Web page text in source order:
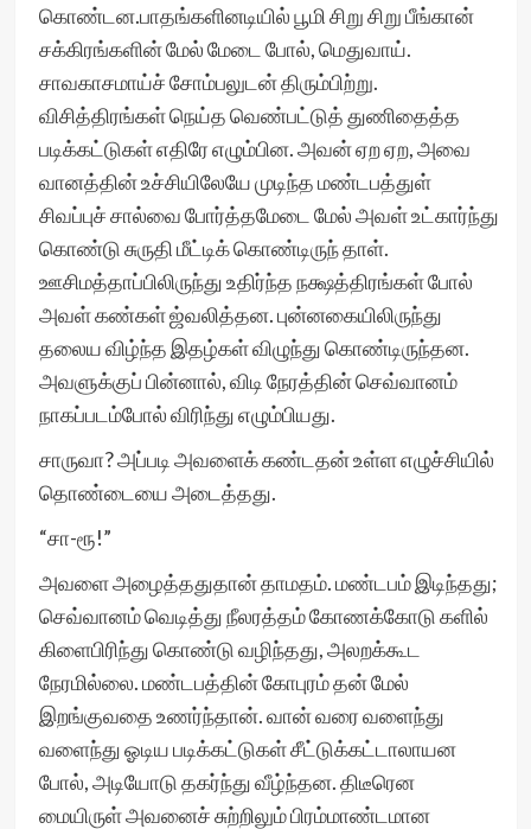
கொண்டன.பாதங்களினடியில் பூமி சிறு சிறு பீங்கான்
சக்கிரங்களின் மேல் மேடை போல், மெதுவாய்.
சாவகாசமாய்ச் சோம்பலுடன் திரும்பிற்று.
விசித்திரங்கள் நெய்த வெண்பட்டுத் துணிதைத்த
படிக்கட்டுகள் எதிரே எழும்பின. அவன் ஏற ஏற, அவை
வானத்தின் உச்சியிலேயே முடிந்த மண்டபத்துள்
சிவப்புச் சால்வை போர்த்தமேடை மேல் அவள் உட்கார்ந்து
கொண்டு சுருதி மீட்டிக் கொண்டிருந் தாள்.
ஊசிமத்தாப்பிலிருந்து உதிர்ந்த நக்ஷத்திரங்கள் போல்
அவள் கண்கள் ஜ்வலித்தன. புன்னகையிலிருந்து
தலைய விழ்ந்த இதழ்கள் விழுந்து கொண்டிருந்தன.
அவளுக்குப் பின்னால், விடி நேரத்தின் செவ்வானம்
நாகப்படம்போல் விரிந்து எழும்பியது.
சாருவா? அப்படி அவளைக் கண்டதன் உள்ள எழுச்சியில்
தொண்டையை அடைத்தது.
“சா-ரூ!”
அவளை அழைத்ததுதான் தாமதம். மண்டபம் இடிந்தது;
செவ்வானம் வெடித்து நீலரத்தம் கோணக்கோடு களில்
கிளைபிரிந்து கொண்டு வழிந்தது, அலறக்கூட
நேரமில்லை. மண்டபத்தின் கோபுரம் தன் மேல்
இறங்குவதை உணர்ந்தான். வான் வரை வளைந்து
வளைந்து ஓடிய படிக்கட்டுகள் சீட்டுக்கட்டாலாயன
போல், அடியோடு தகர்ந்து வீழ்ந்தன. திடீரென
மையிருள் அவனைச் சுற்றிலும் பிரம்மாண்டமான